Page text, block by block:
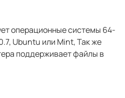
операционные системы 64-
Ubuntu или Mint, Так же
поддерживает файлы в